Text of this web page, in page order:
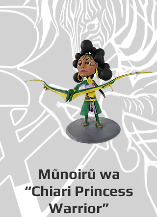
Mũnoirũ wa
“Chiari Princess
Warrior”